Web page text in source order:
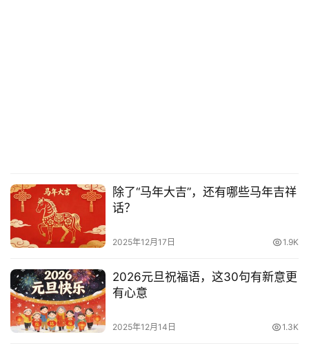
除了“马年大吉”，还有哪些马年吉祥
话？
2025年12月17日 1.9K
2026元旦祝福语，这30句有新意更
有心意
2025年12月14日 1.3K